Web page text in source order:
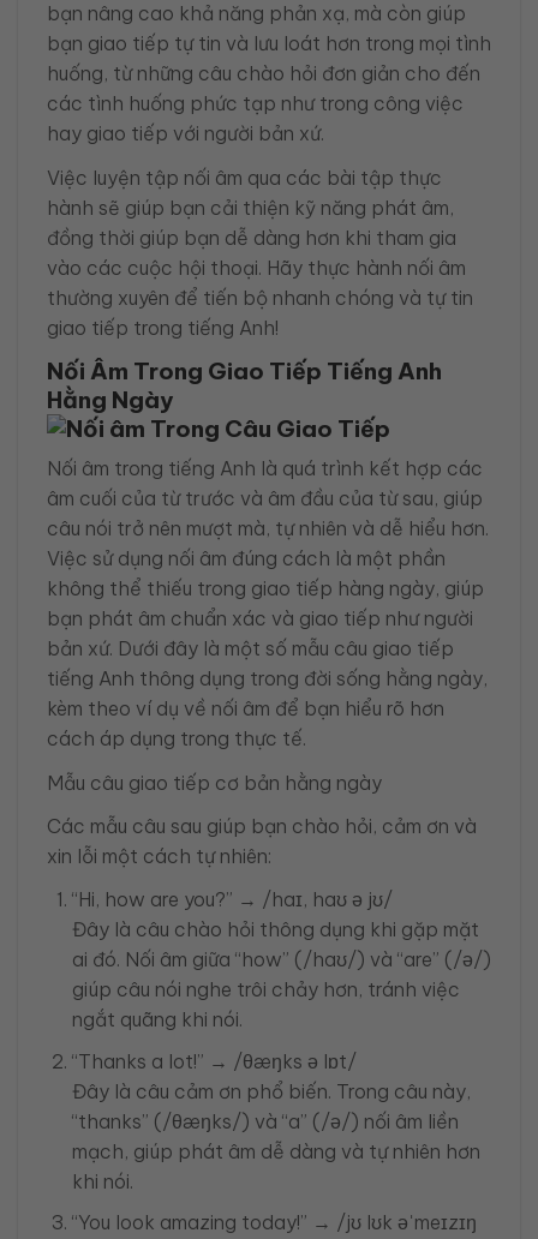
bạn nâng cao khả năng phản xạ, mà còn giúp
bạn giao tiếp tự tin và lưu loát hơn trong mọi tình
huống, từ những câu chào hỏi đơn giản cho đến
các tình huống phức tạp như trong công việc
hay giao tiếp với người bản xứ.
Việc luyện tập nối âm qua các bài tập thực
hành sẽ giúp bạn cải thiện kỹ năng phát âm,
đồng thời giúp bạn dễ dàng hơn khi tham gia
vào các cuộc hội thoại. Hãy thực hành nối âm
thường xuyên để tiến bộ nhanh chóng và tự tin
giao tiếp trong tiếng Anh!
Nối Âm Trong Giao Tiếp Tiếng Anh
Hằng Ngày
Nối âm trong tiếng Anh là quá trình kết hợp các
âm cuối của từ trước và âm đầu của từ sau, giúp
câu nói trở nên mượt mà, tự nhiên và dễ hiểu hơn.
Việc sử dụng nối âm đúng cách là một phần
không thể thiếu trong giao tiếp hàng ngày, giúp
bạn phát âm chuẩn xác và giao tiếp như người
bản xứ. Dưới đây là một số mẫu câu giao tiếp
tiếng Anh thông dụng trong đời sống hằng ngày,
kèm theo ví dụ về nối âm để bạn hiểu rõ hơn
cách áp dụng trong thực tế.
Mẫu câu giao tiếp cơ bản hằng ngày
Các mẫu câu sau giúp bạn chào hỏi, cảm ơn và
xin lỗi một cách tự nhiên:
“Hi, how are you?” → /haɪ, haʊ ə jʊ/
Đây là câu chào hỏi thông dụng khi gặp mặt
ai đó. Nối âm giữa “how” (/haʊ/) và “are” (/ə/)
giúp câu nói nghe trôi chảy hơn, tránh việc
ngắt quãng khi nói.
“Thanks a lot!” → /θæŋks ə lɒt/
Đây là câu cảm ơn phổ biến. Trong câu này,
“thanks” (/θæŋks/) và “a” (/ə/) nối âm liền
mạch, giúp phát âm dễ dàng và tự nhiên hơn
khi nói.
“You look amazing today!” → /jʊ lʊk əˈmeɪzɪŋ